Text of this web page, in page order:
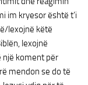
im kryesor është t’i
lexojnë këtë
lexojnë
një koment për
mendon se do të